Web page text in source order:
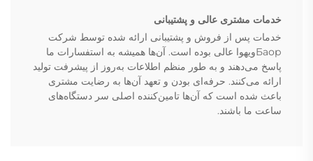
خدمات مشتری عالی و پشتیبانی
خدمات پس از فروش و پشتیبانی ارائه شده توسط شرکت
Баорویهوا عالی بوده است. آن‌ها همیشه به استفسارات ما
پاسخ می‌دهند و به طور منظم اطلاعات به‌روز از پیشرفت تولید
ارائه می‌کنند. حرفه‌ای بودن و تعهد آن‌ها به رضایت مشتری
باعث شده است که آن‌ها تامین‌کننده اصلی سر دستگاه‌های
ساعت ما باشند.